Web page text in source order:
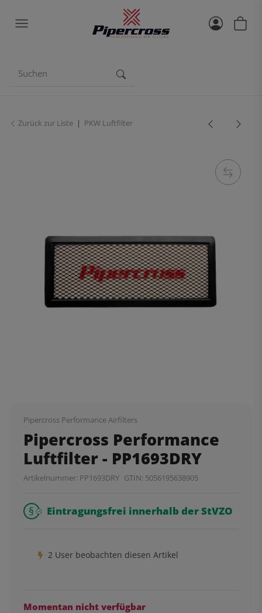
Zurück zur Liste PKW Luftfilter
Pipercross Performance Airfilters
Pipercross Performance
Luftfilter - PP1693DRY
Artikelnummer: PP1693DRY GTIN: 5056195638905
Eintragungsfrei innerhalb der StVZO
2 User beobachten diesen Artikel
Momentan nicht verfügbar